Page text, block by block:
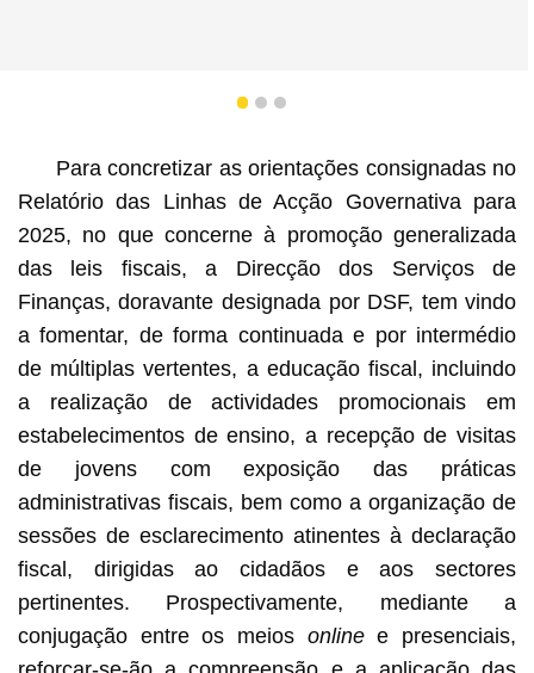
1 2 3
Para concretizar as orientações consignadas no
Relatório das Linhas de Acção Governativa para
2025, no que concerne à promoção generalizada
das leis fiscais, a Direcção dos Serviços de
Finanças, doravante designada por DSF, tem vindo
a fomentar, de forma continuada e por intermédio
de múltiplas vertentes, a educação fiscal, incluindo
a realização de actividades promocionais em
estabelecimentos de ensino, a recepção de visitas
de jovens com exposição das práticas
administrativas fiscais, bem como a organização de
sessões de esclarecimento atinentes à declaração
fiscal, dirigidas ao cidadãos e aos sectores
pertinentes. Prospectivamente, mediante a
conjugação entre os meios onlinee presenciais,